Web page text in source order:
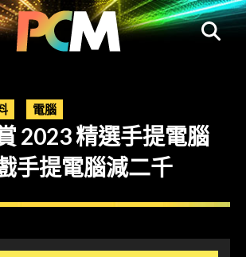
電腦
2023 精選手提電腦
提電腦減二千